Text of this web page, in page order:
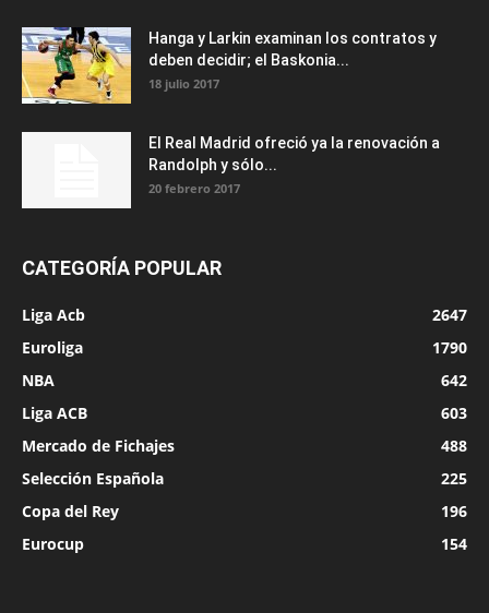
Hanga y Larkin examinan los contratos y
deben decidir; el Baskonia...
18 julio 2017
El Real Madrid ofreció ya la renovación a
Randolph y sólo...
20 febrero 2017
CATEGORÍA POPULAR
Liga Acb
2647
Euroliga
1790
NBA
642
Liga ACB
603
Mercado de Fichajes
488
Selección Española
225
Copa del Rey
196
Eurocup
154